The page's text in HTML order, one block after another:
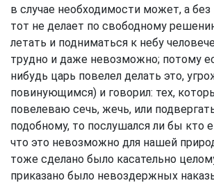
в случае необходимости может, а без
тот не делает по свободному
летать и подниматься к небу
трудно и даже невозможно; потому
нибудь царь повелел делать это,
повинующимся) и говорил: тех,
повелеваю сечь, жечь, или
подобному, то послушался ли бы кто
что это невозможно для нашей
тоже сделано было касательно
приказано было невоздержных